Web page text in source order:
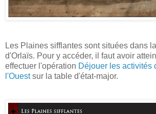
Les Plaines sifflantes sont situées dans
d'Orlaïs. Pour y accéder, il faut avoir
effectuer l'opération Déjouer les activités
l'Ouestsur la table d'état-major.